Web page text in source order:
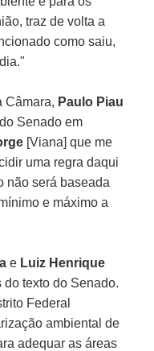
traz de volta a
como saiu,
Câmara, Paulo Piau
Senado em
[Viana] que me
uma regra daqui
não será baseada
e máximo a
e Luiz Henrique
do texto do Senado.
Federal
ambiental de
adequar as áreas